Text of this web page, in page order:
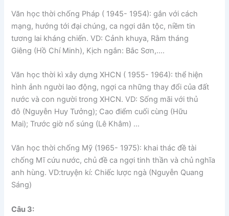
Văn học thời chống Pháp ( 1945- 1954): gắn với cách
mạng, hướng tới đại chúng, ca ngợi dân tộc, niềm tin
tương lai kháng chiến. VD: Cảnh khuya, Rằm tháng
Giêng (Hồ Chí Minh), Kịch ngắn: Bắc Sơn,….
Văn học thời kì xây dựng XHCN ( 1955- 1964): thể hiện
hình ảnh người lao động, ngợi ca những thay đổi của đất
nước và con người trong XHCN. VD: Sống mãi với thủ
đô (Nguyễn Huy Tưởng); Cao điểm cuối cùng (Hữu
Mai); Trước giờ nổ súng (Lê Khâm) …
Văn học thời chống Mỹ (1965- 1975): khai thác đề tài
chống Mĩ cứu nước, chủ đề ca ngợi tinh thần và chủ nghĩa
anh hùng. VD:truyện kí: Chiếc lược ngà (Nguyễn Quang
Sáng)
Câu 3: